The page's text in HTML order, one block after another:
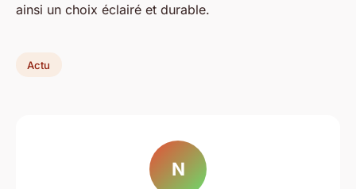
ainsi un choix éclairé et durable.
Actu
N